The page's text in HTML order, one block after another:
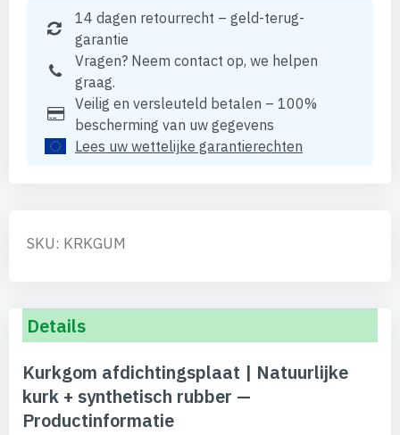
14 dagen retourrecht – geld-terug-
garantie
Vragen? Neem contact op, we helpen
graag.
Veilig en versleuteld betalen – 100%
bescherming van uw gegevens
Lees uw wettelijke garantierechten
SKU: KRKGUM
Details
Kurkgom afdichtingsplaat | Natuurlijke
kurk + synthetisch rubber —
Productinformatie